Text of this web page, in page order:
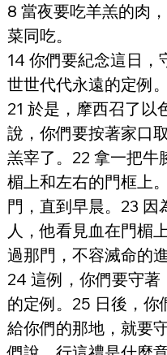
8 當夜要吃羊羔的肉
菜同吃。
14 你們要紀念這日，
世世代代永遠的定例。
21 於是，摩西召了以
說，你們要按著家口
羔宰了。22 拿一把牛
楣上和左右的門框上
門，直到早晨。23 因
人，他看見血在門楣
過那門，不容滅命的
24 這例，你們要守著
的定例。25 日後，你
給你們的那地，就要